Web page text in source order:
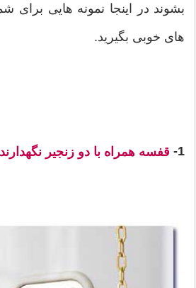
بشوند در اینجا نمونه هایی برای
های خوبی بگیرید.
1- قفسه همراه با دو زنجیر